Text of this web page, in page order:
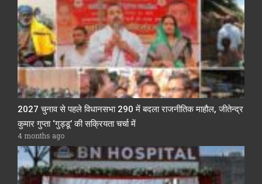
2027 चुनाव से पहले विधानसभा 290 में बदला राजनीतिक माहौल, जीतेन्द्र
कुमार गुप्ता ‘गुड्डू’ की सक्रियता चर्चा में
4 months ago